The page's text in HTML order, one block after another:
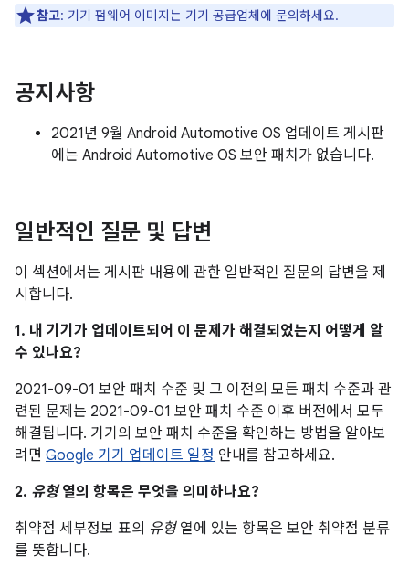
참고: 기기 펌웨어 이미지는 기기 공급업체에 문의하세요.
공지사항
2021년 9월 Android Automotive OS 업데이트 게시판
에는 Android Automotive OS 보안 패치가 없습니다.
일반적인 질문 및 답변
이 섹션에서는 게시판 내용에 관한 일반적인 질문의 답변을 제
시합니다.
1. 내 기기가 업데이트되어 이 문제가 해결되었는지 어떻게 알
수 있나요?
2021-09-01 보안 패치 수준 및 그 이전의 모든 패치 수준과 관
련된 문제는 2021-09-01 보안 패치 수준 이후 버전에서 모두
해결됩니다. 기기의 보안 패치 수준을 확인하는 방법을 알아보
려면 Google 기기 업데이트 일정 안내를 참고하세요.
2. 유형열의 항목은 무엇을 의미하나요?
취약점 세부정보 표의 유형열에 있는 항목은 보안 취약점 분류
를 뜻합니다.